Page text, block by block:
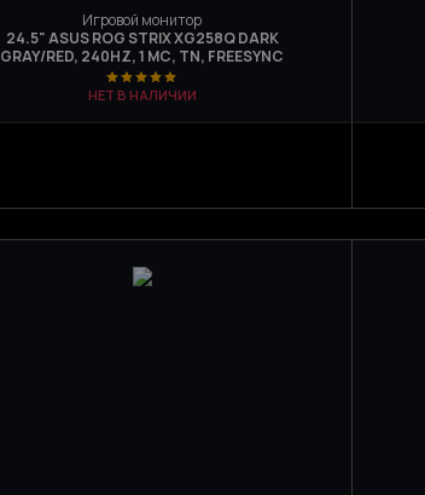
Игровой монитор
24.5" ASUS ROG STRIX XG258Q DARK
GRAY/RED, 240HZ, 1 МС, TN, FREESYNC
НЕТ В НАЛИЧИИ